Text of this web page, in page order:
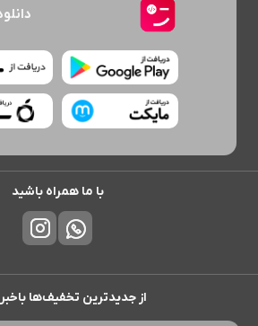
با ما همراه باشید
از جدیدترین تخفیف‌ها